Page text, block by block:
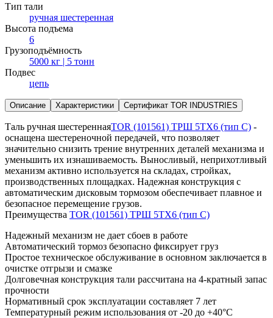
Тип тали
ручная шестеренная
Высота подъема
6
Грузоподъёмность
5000 кг | 5 тонн
Подвес
цепь
Описание Характеристики Сертификат TOR INDUSTRIES
Таль ручная шестереннаяTOR (101561) ТРШ 5ТХ6 (тип C) -
оснащена шестереночной передачей, что позволяет
значительно снизить трение внутренних деталей механизма и
уменьшить их изнашиваемость. Выносливый, неприхотливый
механизм активно используется на складах, стройках,
производственных площадках. Надежная конструкция с
автоматическим дисковым тормозом обеспечивает плавное и
безопасное перемещение грузов.
Преимущества TOR (101561) ТРШ 5ТХ6 (тип C)
Надежный механизм не дает сбоев в работе
Автоматический тормоз безопасно фиксирует груз
Простое техническое обслуживание в основном заключается в
очистке отгрызи и смазке
Долговечная конструкция тали рассчитана на 4-кратный запас
прочности
Нормативный срок эксплуатации составляет 7 лет
Температурный режим использования от -20 до +40°C